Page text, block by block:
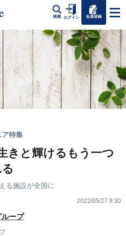
検索 ログイン 会員登録
ア特集
きと輝けるもう一つ
る施設が全国に
2022/05/27 9:30
ープ